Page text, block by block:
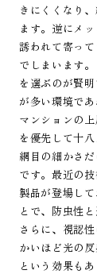
きにくくなり
ます。逆にメ
誘われて寄っ
でしまいます
を選ぶのが賢
が多い環境で
マンションの
を優先して十
網目の細かさ
です。最近の
製品が登場し
とで、防虫性
さらに、視認
かいほど光の
という効果も